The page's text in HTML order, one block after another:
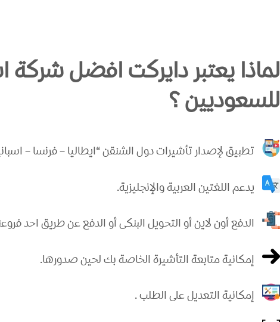
لماذا يعتبر دايركت افضل شركة
للسعوديين ؟
تطبيق لإصدار تأشيرات دول الشنقن “ايطاليا – فرنسا – اسبانيا .. الخ”
يدعم اللغتين العربية والإنجليزية.
الدفع أون لاين أو التحويل البنكى أو الدفع عن طريق احد
إمكانية متابعة التأشيرة الخاصة بك لحين صدورها.
إمكانية التعديل على الطلب .